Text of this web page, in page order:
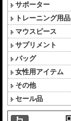
サポーター
トレーニング用品
マウスピース
サプリメント
バッグ
女性用アイテム
その他
セール品